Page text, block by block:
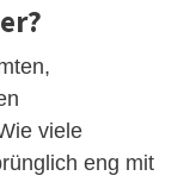
viele
eng mit